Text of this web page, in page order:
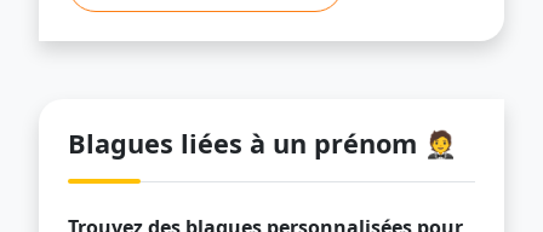
Blagues liées à un prénom 🤵